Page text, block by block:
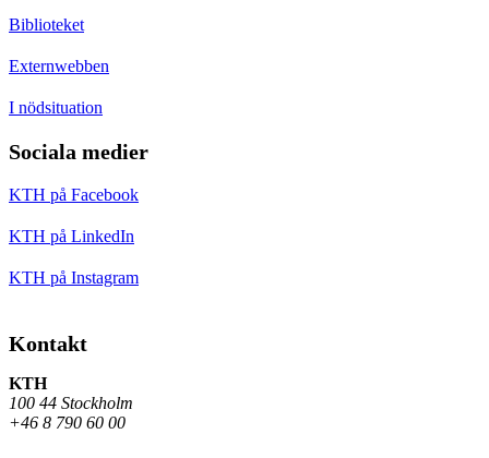
Biblioteket
Externwebben
I nödsituation
Sociala medier
KTH på Facebook
KTH på LinkedIn
KTH på Instagram
Kontakt
KTH
100 44 Stockholm
+46 8 790 60 00